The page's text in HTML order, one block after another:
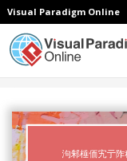
Visual Paradigm Online